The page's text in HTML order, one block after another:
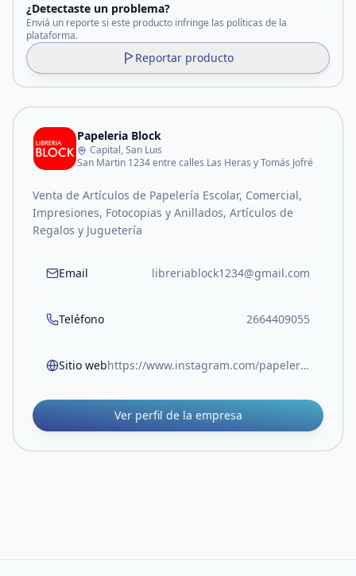
¿Detectaste un problema?
Enviá un reporte si este producto infringe las políticas de la
plataforma.
Reportar producto
Papeleria Block
Capital, San Luis
San Martin 1234 entre calles Las Heras y Tomás Jofré
Venta de Artículos de Papelería Escolar, Comercial,
Impresiones, Fotocopias y Anillados, Artículos de
Regalos y Juguetería
Email libreriablock1234@gmail.com
Teléfono 2664409055
Sitio web https://www.instagram.com/papeleriablock.sl?igsh=MW05Z3RocjUwOTlvOA%3D%3D
Ver perfil de la empresa